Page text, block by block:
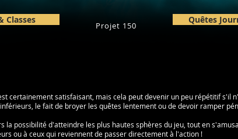
Classes
Projet 150
Quêtes
certainement satisfaisant, mais cela peut devenir un peu répétitif s'il
le fait de broyer les quêtes lentement ou de devoir ramper
la possibilité d'atteindre les plus hautes sphères du jeu, tout en
ou à ceux qui reviennent de passer directement à l'action !